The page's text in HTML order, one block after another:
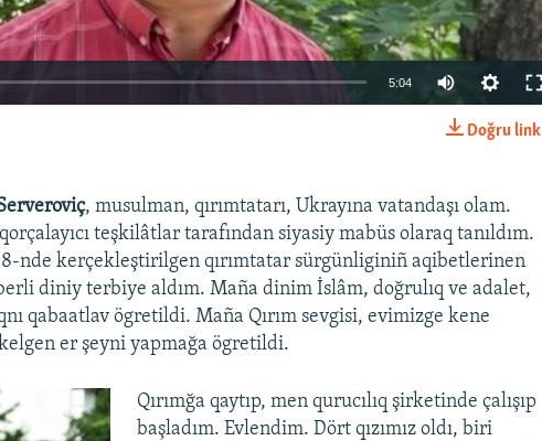
SHARE
240p 360p 480p
720p 1080p
5:04
240p
480p
720p
1080p
Doğru link
, musulman, qırımtatarı, Ukrayına vatandaşı olam.
teşkilâtlar tarafından siyasiy mabüs olaraq tanıldım.
18-nde kerçekleştirilgen qırımtatar sürgünliginiñ aqibetlerinen
diniy terbiye aldım. Maña dinim İslâm, doğrulıq ve adalet,
qabaatlav ögretildi. Maña Qırım sevgisi, evimizge kene
er şeyni yapmağa ögretildi.
Qırımğa qaytıp, men qurucılıq şirketinde çalışıp
başladım. Evlendim. Dört qızımız oldı, biri